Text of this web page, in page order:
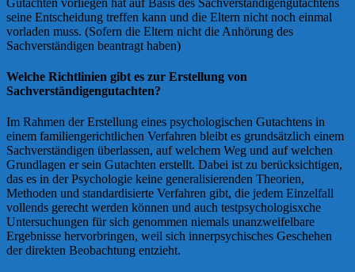
seine Entscheidung treffen kann und die Eltern nicht noch einmal
vorladen muss. (Sofern die Eltern nicht die Anhörung des
Sachverständigen beantragt haben)
Welche Richtlinien gibt es zur Erstellung von
Sachverständigengutachten?
Im Rahmen der Erstellung eines psychologischen Gutachtens in
einem familiengerichtlichen Verfahren bleibt es grundsätzlich einem
Sachverständigen überlassen, auf welchem Weg und auf welchen
Grundlagen er sein Gutachten erstellt. Dabei ist zu berücksichtigen,
das es in der Psychologie keine generalisierenden Theorien,
Methoden und standardisierte Verfahren gibt, die jedem Einzelfall
vollends gerecht werden können und auch testpsychologisxche
Untersuchungen für sich genommen niemals unanzweifelbare
Ergebnisse hervorbringen, weil sich innerpsychisches Geschehen
der direkten Beobachtung entzieht.